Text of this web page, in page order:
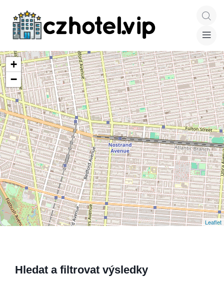
+
−
Leaflet
Hledat a filtrovat výsledky